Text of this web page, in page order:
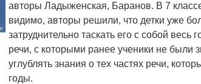
авторы Ладыженская, Баранов. В 7
видимо, авторы решили, что детки уже
затруднительно таскать его с собой весь
речи, с которыми ранее ученики не были
углублять знания о тех частях речи,
годы.